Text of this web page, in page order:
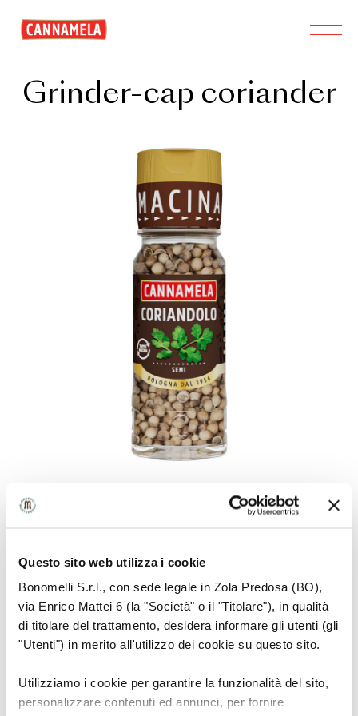
Questo sito web utilizza i cookie
Bonomelli S.r.l., con sede legale in Zola Predosa (BO),
via Enrico Mattei 6 (la "Società" o il "Titolare"), in qualità
di titolare del trattamento, desidera informare gli utenti (gli
"Utenti") in merito all'utilizzo dei cookie su questo sito.
Utilizziamo i cookie per garantire la funzionalità del sito,
personalizzare contenuti ed annunci, per fornire
Grinder-cap coriander
RAW MATERIAL INFORMATION
Plant with white-pink flower umbrellas which
terminate with yellowish fruits the size of small
grains
HOW TO USE